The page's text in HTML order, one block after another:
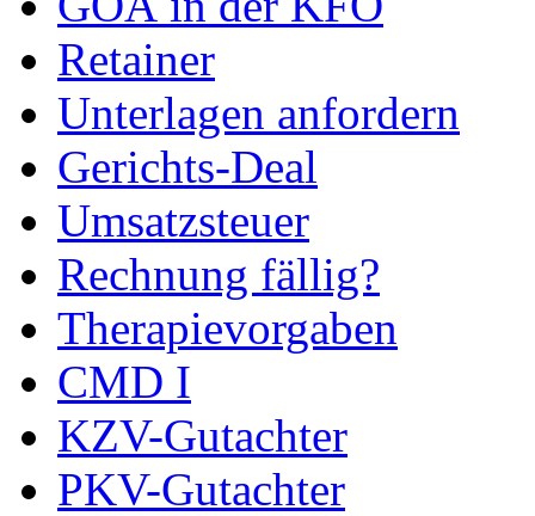
Retainer
Unterlagen anfordern
Gerichts-Deal
Umsatzsteuer
Rechnung fällig?
Therapievorgaben
CMD I
KZV-Gutachter
PKV-Gutachter